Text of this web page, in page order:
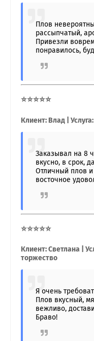
Плов
рассыпчатый,
Привезли
понравилось,
⭐⭐⭐⭐⭐
Клиент: Влад |
Заказывал на 8
вкусно, в срок,
Отличный плов
восточное
⭐⭐⭐⭐⭐
Клиент: Светлана |
торжество
Я очень
Плов вкусный,
вежливо,
Браво!